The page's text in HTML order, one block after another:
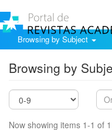
Browsing by Subject
Browsing by
Now showing items 1-1 of 1